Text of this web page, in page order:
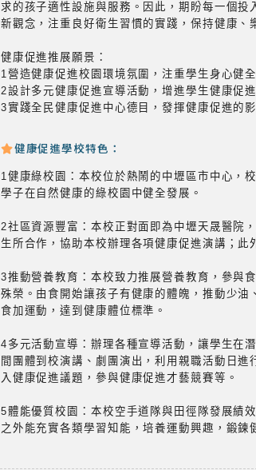
求的孩子適性設施與服務。因此，期盼每一個
新觀念，注重良好衛生習慣的實踐，保持健康、
健康促進推展願景：
1營造健康促進校園環境氛圍，注重學生身心健全
2設計多元健康促進宣導活動，增進學生健康促進
3實踐全民健康促進中心德目，發揮健康促進的影
健康促進學校特色：
1健康綠校園：本校位於熱鬧的中壢區市中心，
學子在自然健康的綠校園中健全發展。
2社區資源豐富：本校正對面即為中壢天晟醫院
生所合作，協助本校辦理各項健康促進演講；此
3推動營養教育：本校致力推展營養教育，參與
殊榮。由食開始讓孩子有健康的體魄，推動少
食加運動，達到健康體位標準。
4多元活動宣導：辦理各種宣導活動，讓學生在
間團體到校演講、劇團演出，利用親職活動日
入健康促進議題，參與健康促進才藝競賽等。
5體能優質校園：本校空手道隊與田徑隊發展績
之外能充實各類學習知能，培養運動興趣，鍛鍊